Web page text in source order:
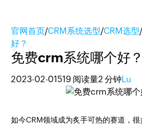
官网首页/CRM系统选型/CRM选型
好？
免费crm系统哪个好？
2023-02-01 519 阅读量2 分钟 Lu
如今CRM领域成为炙手可热的赛道，很